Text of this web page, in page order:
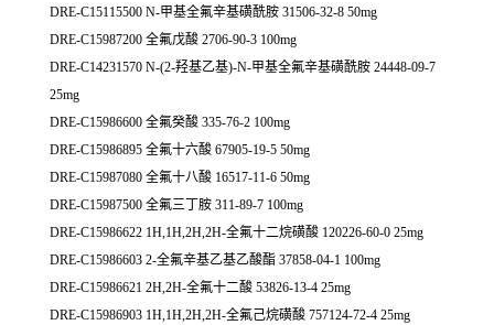
DRE-C15115500 N-甲基全氟辛基磺酰胺 31506-32-8 50mg
DRE-C15987200 全氟戊酸 2706-90-3 100mg
DRE-C14231570 N-(2-羟基乙基)-N-甲基全氟辛基磺酰胺 24448-09-7
25mg
DRE-C15986600 全氟癸酸 335-76-2 100mg
DRE-C15986895 全氟十六酸 67905-19-5 50mg
DRE-C15987080 全氟十八酸 16517-11-6 50mg
DRE-C15987500 全氟三丁胺 311-89-7 100mg
DRE-C15986622 1H,1H,2H,2H-全氟十二烷磺酸 120226-60-0 25mg
DRE-C15986603 2-全氟辛基乙基乙酸酯 37858-04-1 100mg
DRE-C15986621 2H,2H-全氟十二酸 53826-13-4 25mg
DRE-C15986903 1H,1H,2H,2H-全氟己烷磺酸 757124-72-4 25mg